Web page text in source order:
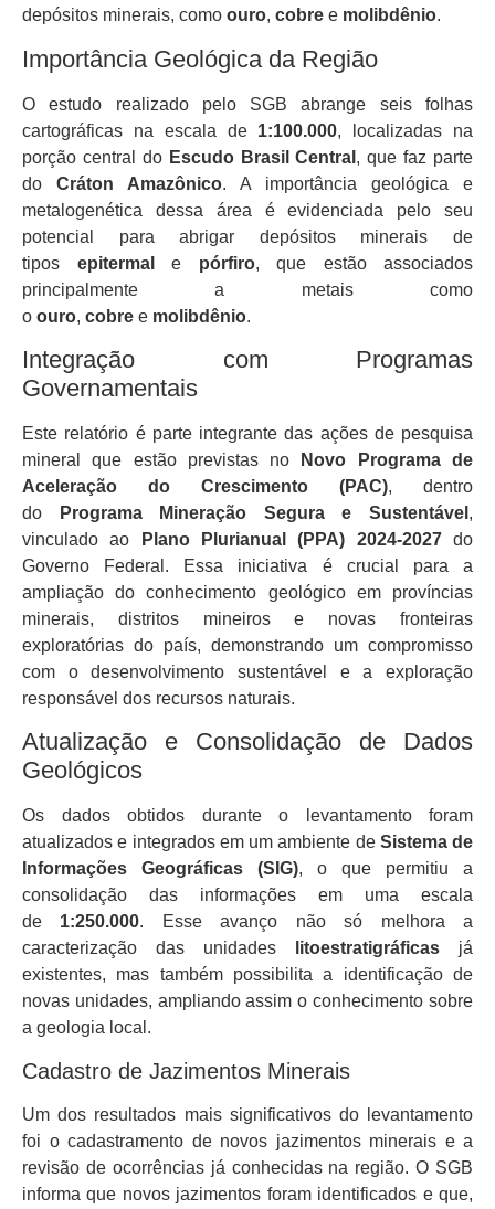
depósitos minerais, como ouro, cobre e molibdênio.
Importância Geológica da Região
O estudo realizado pelo SGB abrange seis folhas
cartográficas na escala de 1:100.000, localizadas na
porção central do Escudo Brasil Central , que faz parte
do Cráton Amazônico. A importância geológica e
metalogenética dessa área é evidenciada pelo seu
potencial para abrigar depósitos minerais de
tipos epitermal e pórfiro, que estão associados
principalmente a metais como
o ouro, cobre e molibdênio.
Integração com Programas
Governamentais
Este relatório é parte integrante das ações de pesquisa
mineral que estão previstas no
Novo Programa de
Aceleração do Crescimento (PAC), dentro
do
Programa Mineração Segura e Sustentável ,
vinculado ao
Plano Plurianual (PPA) 2024-2027do
Governo Federal. Essa iniciativa é crucial para a
ampliação do conhecimento geológico em províncias
minerais, distritos mineiros e novas fronteiras
exploratórias do país, demonstrando um compromisso
com o desenvolvimento sustentável e a exploração
responsável dos recursos naturais.
Atualização e Consolidação de Dados
Geológicos
Os dados obtidos durante o levantamento foram
atualizados e integrados em um ambiente de Sistema de
Informações Geográficas (SIG), o que permitiu a
consolidação das informações em uma escala
de 1:250.000. Esse avanço não só melhora a
caracterização das unidades
litoestratigráficas já
existentes, mas também possibilita a identificação de
novas unidades, ampliando assim o conhecimento sobre
a geologia local.
Cadastro de Jazimentos Minerais
Um dos resultados mais significativos do levantamento
foi o cadastramento de novos jazimentos minerais e a
revisão de ocorrências já conhecidas na região. O SGB
informa que novos jazimentos foram identificados e que,